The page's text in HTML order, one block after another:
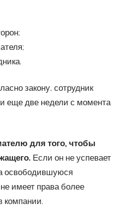
закону, сотрудник
еще две недели с момента
для того, чтобы
Если он не успевает
освободившуюся
имеет права более
компании.